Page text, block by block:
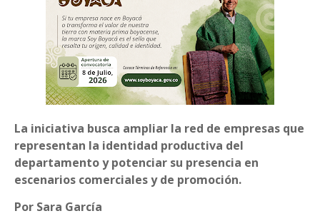
La iniciativa busca ampliar la red de empresas que
representan la identidad productiva del
departamento y potenciar su presencia en
escenarios comerciales y de promoción.
Por Sara García